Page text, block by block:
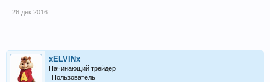
26 дек 2016
xELVINx
Начинающий трейдер
Пользователь